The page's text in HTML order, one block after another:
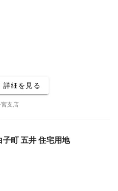
詳細を見る
支店
子町 五井 住宅用地